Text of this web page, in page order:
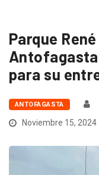
Parque
para su
ANTOFAGASTA
Noviembre 15, 2024